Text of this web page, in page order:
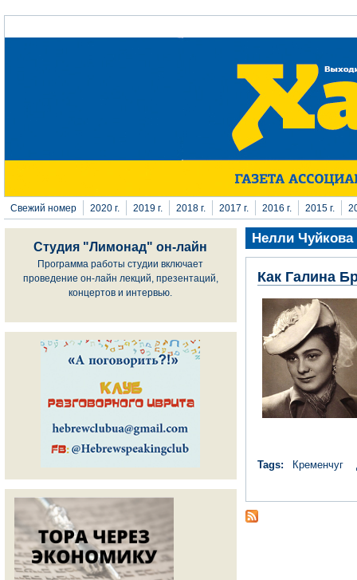
Перейти к основному содержанию
Свежий номер 2020 г. 2019 г. 2018 г. 2017 г. 2016 г. 2015 г.
Студия "Лимонад" он-лайн
Программа работы студии включает
проведение он-лайн лекций, презентаций,
концертов и интервью.
Нелли Чуйкова
Как Галина
Tags: Кременчуг